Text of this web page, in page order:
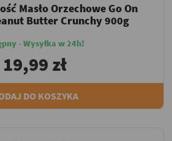
Masło Orzechowe Go On
Butter Crunchy 900g
- Wysyłka w 24h!
19,99 zł
DO KOSZYKA